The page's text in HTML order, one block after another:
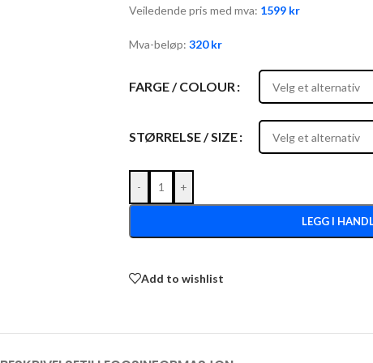
Veiledende pris med mva: 1599 kr
Mva-beløp: 320kr
FARGE / COLOUR
STØRRELSE / SIZE
- +
LEGG I
Add to wishlist